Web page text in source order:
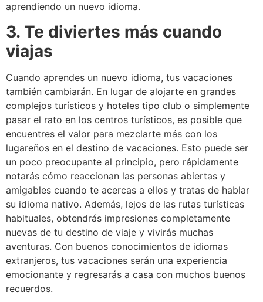
aprendiendo un nuevo idioma.
3. Te diviertes más cuando
viajas
Cuando aprendes un nuevo idioma, tus vacaciones
también cambiarán. En lugar de alojarte en grandes
complejos turísticos y hoteles tipo club o simplemente
pasar el rato en los centros turísticos, es posible que
encuentres el valor para mezclarte más con los
lugareños en el destino de vacaciones. Esto puede ser
un poco preocupante al principio, pero rápidamente
notarás cómo reaccionan las personas abiertas y
amigables cuando te acercas a ellos y tratas de hablar
su idioma nativo. Además, lejos de las rutas turísticas
habituales, obtendrás impresiones completamente
nuevas de tu destino de viaje y vivirás muchas
aventuras. Con buenos conocimientos de idiomas
extranjeros, tus vacaciones serán una experiencia
emocionante y regresarás a casa con muchos buenos
recuerdos.